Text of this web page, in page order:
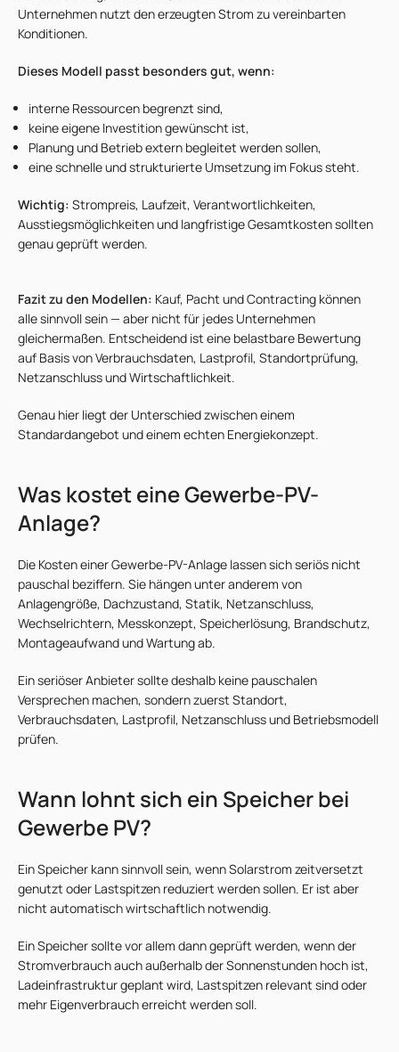
Unternehmen nutzt den erzeugten Strom zu vereinbarten
Konditionen.
Dieses Modell passt besonders gut, wenn:
interne Ressourcen begrenzt sind,
keine eigene Investition gewünscht ist,
Planung und Betrieb extern begleitet werden sollen,
eine schnelle und strukturierte Umsetzung im Fokus steht.
Wichtig: Strompreis, Laufzeit, Verantwortlichkeiten,
Ausstiegsmöglichkeiten und langfristige Gesamtkosten sollten
genau geprüft werden.
Fazit zu den Modellen: Kauf, Pacht und Contracting können
alle sinnvoll sein — aber nicht für jedes Unternehmen
gleichermaßen. Entscheidend ist eine belastbare Bewertung
auf Basis von Verbrauchsdaten, Lastprofil, Standortprüfung,
Netzanschluss und Wirtschaftlichkeit.
Genau hier liegt der Unterschied zwischen einem
Standardangebot und einem echten Energiekonzept.
Was kostet eine Gewerbe-PV-
Anlage?
Die Kosten einer Gewerbe-PV-Anlage lassen sich seriös nicht
pauschal beziffern. Sie hängen unter anderem von
Anlagengröße, Dachzustand, Statik, Netzanschluss,
Wechselrichtern, Messkonzept, Speicherlösung, Brandschutz,
Montageaufwand und Wartung ab.
Ein seriöser Anbieter sollte deshalb keine pauschalen
Versprechen machen, sondern zuerst Standort,
Verbrauchsdaten, Lastprofil, Netzanschluss und Betriebsmodell
prüfen.
Wann lohnt sich ein Speicher bei
Gewerbe PV?
Ein Speicher kann sinnvoll sein, wenn Solarstrom zeitversetzt
genutzt oder Lastspitzen reduziert werden sollen. Er ist aber
nicht automatisch wirtschaftlich notwendig.
Ein Speicher sollte vor allem dann geprüft werden, wenn der
Stromverbrauch auch außerhalb der Sonnenstunden hoch ist,
Ladeinfrastruktur geplant wird, Lastspitzen relevant sind oder
mehr Eigenverbrauch erreicht werden soll.